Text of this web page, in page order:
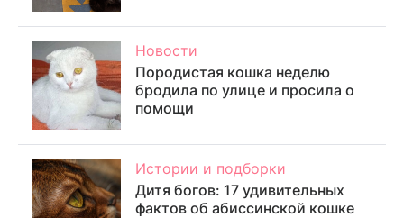
Новости
Породистая кошка неделю
бродила по улице и просила о
помощи
Истории и подборки
Дитя богов: 17 удивительных
фактов об абиссинской кошке